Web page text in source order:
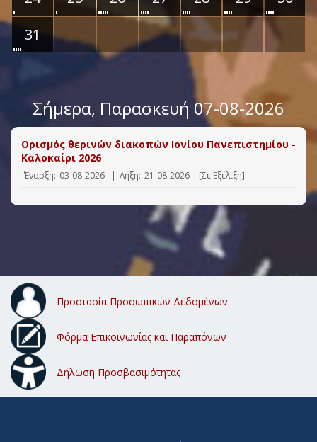
31
Σήμερα, Παρασκευή 07-08-2026
Ορισμός θερινών διακοπών Ιονίου Πανεπιστημίου -
Καλοκαίρι 2026
Έναρξη: 03-08-2026 | Λήξη: 21-08-2026 [Σε Εξέλιξη]
Προστασία Προσωπικών Δεδομένων
Φόρμα Επικοινωνίας και Παραπόνων
Δήλωση Προσβασιμότητας